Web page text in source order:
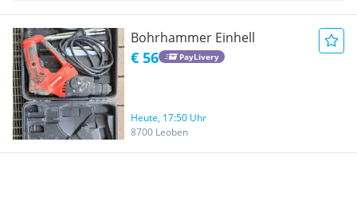
Bohrhammer Einhell
€ 56 PayLivery
Heute, 17:50 Uhr
8700 Leoben